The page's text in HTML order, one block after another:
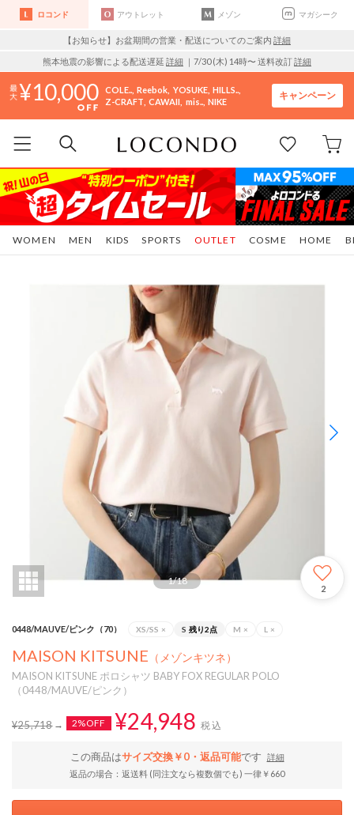
ロコンド アウトレット メゾン マガシーク
【お知らせ】お盆期間の営業・配送についてのご案内 詳細
熊本地震の影響による配送遅延 詳細 ｜7/30 (木) 14時〜 送料改訂詳細
10,000 COLE.. Reebok YOSUKE HILLS..
Z-CRAFT CAWAII mis.. NIKE
キャンペーン
WOMEN MEN KIDS SPORTS COSME HOME
OUTLET
1/18
2
0448/MAUVE/ピンク（70） XS/SS × S 残り2点 M × L ×
MAISON KITSUNE （メゾンキツネ）
MAISON KITSUNE ポロシャツ BABY FOX REGULAR POLO
（0448/MAUVE/ピンク）
¥25,718 2%OFF ¥24,948 税込
この商品はサイズ交換￥0・返品可能です
詳細
返品の場合：返送料 (同注文なら複数個でも) 一律￥660